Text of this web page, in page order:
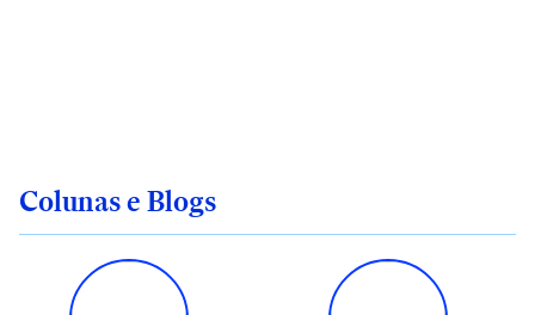
Colunas e Blogs